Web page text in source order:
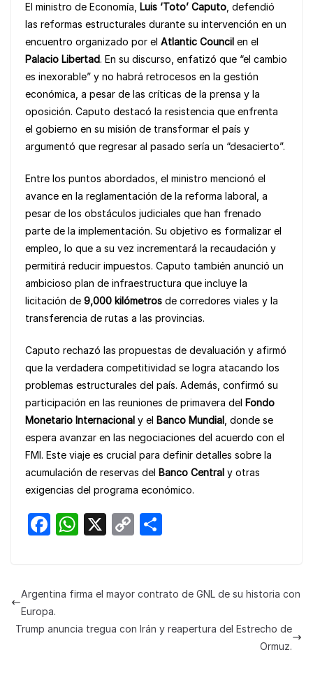
c
e
b
o
o
k
at
s
A
p
p
p
y
Li
n
k
ar
e
El ministro de Economía, Luis ‘Toto’ Caputo , defendió
las reformas estructurales durante su intervención en un
encuentro organizado por el Atlantic Council en el
Palacio Libertad. En su discurso, enfatizó que “el cambio
es inexorable” y no habrá retrocesos en la gestión
económica, a pesar de las críticas de la prensa y la
oposición. Caputo destacó la resistencia que enfrenta
el gobierno en su misión de transformar el país y
argumentó que regresar al pasado sería un “desacierto”.
Entre los puntos abordados, el ministro mencionó el
avance en la reglamentación de la reforma laboral, a
pesar de los obstáculos judiciales que han frenado
parte de la implementación. Su objetivo es formalizar el
empleo, lo que a su vez incrementará la recaudación y
permitirá reducir impuestos. Caputo también anunció un
ambicioso plan de infraestructura que incluye la
licitación de 9,000 kilómetros de corredores viales y la
transferencia de rutas a las provincias.
Caputo rechazó las propuestas de devaluación y afirmó
que la verdadera competitividad se logra atacando los
problemas estructurales del país. Además, confirmó su
participación en las reuniones de primavera del Fondo
Monetario Internacional y el Banco Mundial , donde se
espera avanzar en las negociaciones del acuerdo con el
FMI. Este viaje es crucial para definir detalles sobre la
acumulación de reservas del Banco Central y otras
exigencias del programa económico.
F
e
b
o
W
s
p
X
C
y
n
e
Argentina firma el mayor contrato de GNL de su historia con
Europa.
Trump anuncia tregua con Irán y reapertura del Estrecho de
Ormuz.